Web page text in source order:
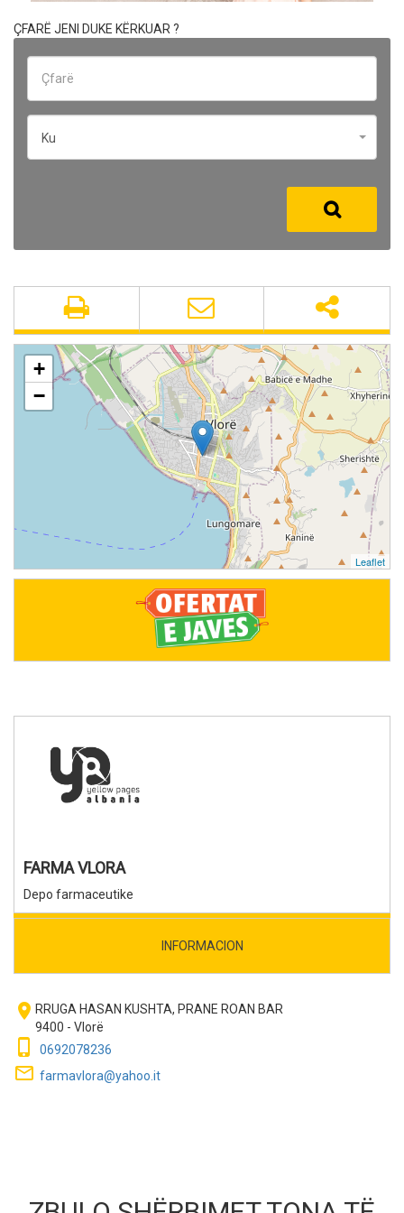
ÇFARË JENI DUKE KËRKUAR ?
Ku
FARMA VLORA
Depo farmaceutike
INFORMACION
room RRUGA HASAN KUSHTA, PRANE ROAN BAR
9400 - Vlorë
phone_iphone 0692078236
mail_outline farmavlora@yahoo.it
+
−
Leaflet